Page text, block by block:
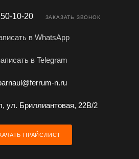
10-20 ЗАКАЗАТЬ ЗВОНОК
в WhatsApp
в Telegram
n.ru
ул. Бриллиантовая, 22В/2
ПРАЙСЛИСТ